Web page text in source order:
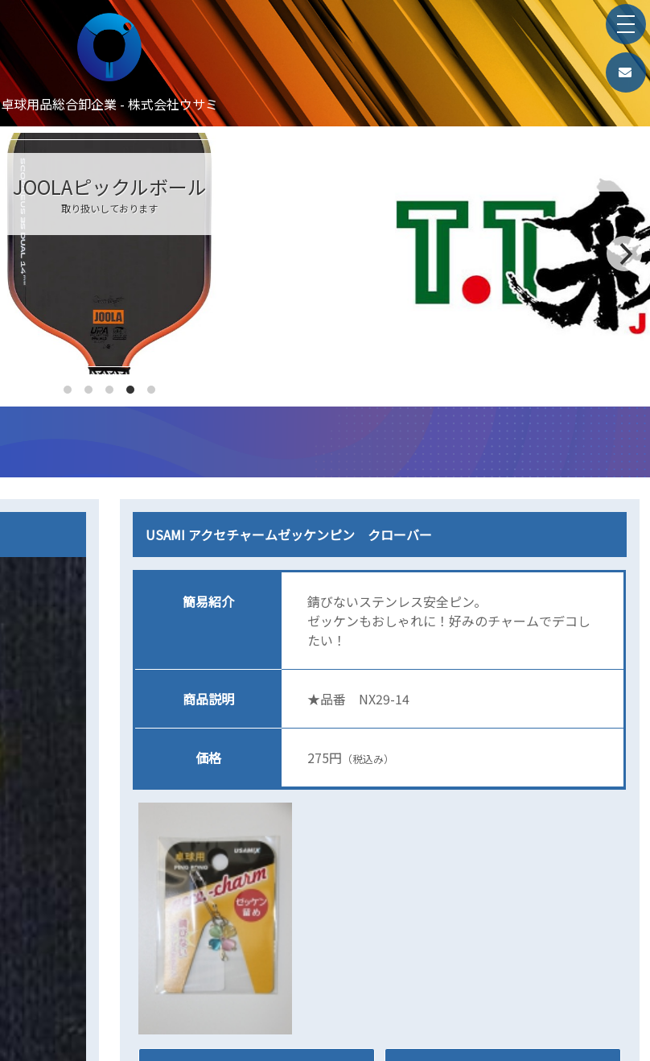
卓球用品総合卸企業 - 株式会社ウサミ
JOOLAピックルボール
取り扱いしております
USAMI アクセチャームゼッケンピン クローバー
簡易紹介
錆びないステンレス安全ピン。
ゼッケンもおしゃれに！好みのチャームでデコし
たい！
商品説明 ★品番 NX29-14
価格 275円 （税込み）